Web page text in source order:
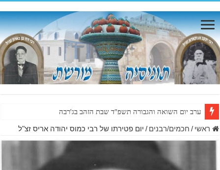
ערב יום השואה והגבורה תשפ"ד שבת הזהב בג'רבה
ראשי / חכמים/רבנים / יום פטירתו של רבי כמוס יהודה אריס זצ"ל